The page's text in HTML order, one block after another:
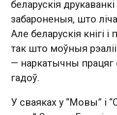
беларускія
забароненыя, што
Але беларускія кнігі і
так што моўныя
— наркатычны працяг
гадоў.
У сваяках у “Мовы” і